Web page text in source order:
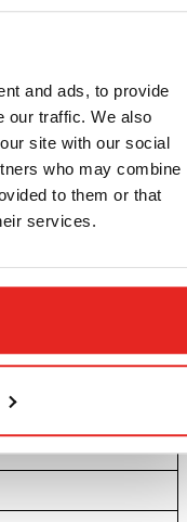
and ads, to provide
our traffic. We also
site with our social
who may combine
to them or that
services.
na versão DIN
a aplicação e o tipo
de
de furação